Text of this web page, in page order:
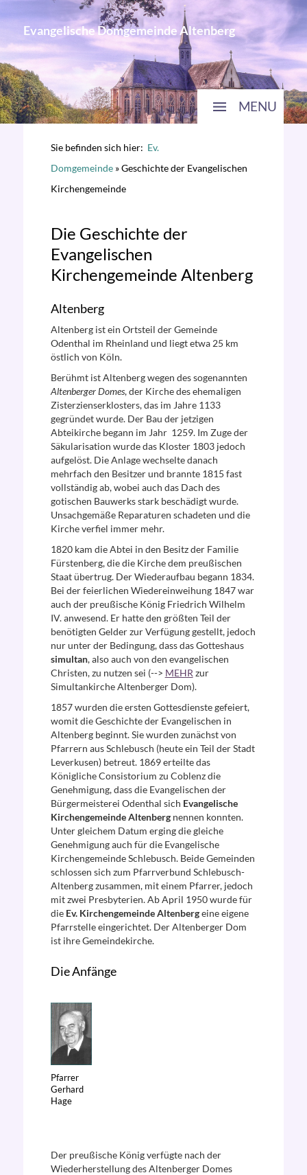
Evangelische Domgemeinde Altenberg
MENU
Sie befinden sich hier: Ev.
Domgemeinde»Geschichte der Evangelischen
Kirchengemeinde
Die Geschichte der
Evangelischen
Kirchengemeinde Altenberg
Altenberg
Altenberg ist ein Ortsteil der Gemeinde
Odenthal im Rheinland und liegt etwa 25 km
östlich von Köln.
Berühmt ist Altenberg wegen des sogenannten
Altenberger Domes, der Kirche des ehemaligen
Zisterzienserklosters, das im Jahre 1133
gegründet wurde. Der Bau der jetzigen
Abteikirche begann im Jahr 1259. Im Zuge der
Säkularisation wurde das Kloster 1803 jedoch
aufgelöst. Die Anlage wechselte danach
mehrfach den Besitzer und brannte 1815 fast
vollständig ab, wobei auch das Dach des
gotischen Bauwerks stark beschädigt wurde.
Unsachgemäße Reparaturen schadeten und die
Kirche verfiel immer mehr.
1820 kam die Abtei in den Besitz der Familie
Fürstenberg, die die Kirche dem preußischen
Staat übertrug. Der Wiederaufbau begann 1834.
Bei der feierlichen Wiedereinweihung 1847 war
auch der preußische König Friedrich Wilhelm
IV. anwesend. Er hatte den größten Teil der
benötigten Gelder zur Verfügung gestellt, jedoch
nur unter der Bedingung, dass das Gotteshaus
simultan, also auch von den evangelischen
Christen, zu nutzen sei (--> MEHR zur
Simultankirche Altenberger Dom).
1857 wurden die ersten Gottesdienste gefeiert,
womit die Geschichte der Evangelischen in
Altenberg beginnt. Sie wurden zunächst von
Pfarrern aus Schlebusch (heute ein Teil der Stadt
Leverkusen) betreut. 1869 erteilte das
Königliche Consistorium zu Coblenz die
Genehmigung, dass die Evangelischen der
Bürgermeisterei Odenthal sich Evangelische
Kirchengemeinde Altenbergnennen konnten.
Unter gleichem Datum erging die gleiche
Genehmigung auch für die Evangelische
Kirchengemeinde Schlebusch. Beide Gemeinden
schlossen sich zum Pfarrverbund Schlebusch-
Altenberg zusammen, mit einem Pfarrer, jedoch
mit zwei Presbyterien. Ab April 1950 wurde für
die Ev. Kirchengemeinde Altenbergeine eigene
Pfarrstelle eingerichtet. Der Altenberger Dom
ist ihre Gemeindekirche.
Die Anfänge
Pfarrer
Gerhard
Hage
Der preußische König verfügte nach der
Wiederherstellung des Altenberger Domes